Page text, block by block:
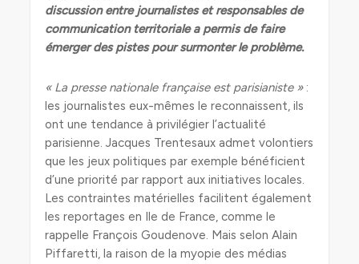
discussion entre journalistes et responsables de
communication territoriale a permis de faire
émerger des pistes pour surmonter le problème.
« La presse nationale française est parisianiste »:
les journalistes eux-mêmes le reconnaissent, ils
ont une tendance à privilégier l’actualité
parisienne. Jacques Trentesaux admet volontiers
que les jeux politiques par exemple bénéficient
d’une priorité par rapport aux initiatives locales.
Les contraintes matérielles facilitent également
les reportages en Ile de France, comme le
rappelle François Goudenove. Mais selon Alain
Piffaretti, la raison de la myopie des médias